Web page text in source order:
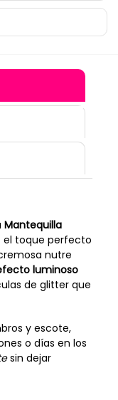
Mantequilla
toque perfecto
nutre
luminoso
de glitter que
y escote,
o días en los
sin dejar